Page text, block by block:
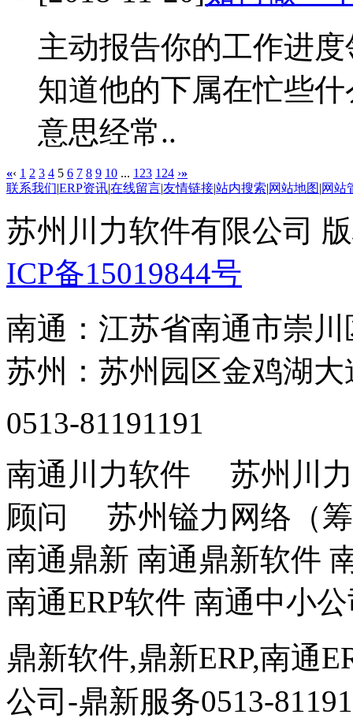
主动报告你的工作进
知道他的下属在忙些
意思经常..
«‹ 1 2 3 4 5 6 7 8 9 10 ... 123 124 ›»
联系我们|ERP资讯|在线留言|友情链接|站内搜索|网站地图|网站
苏州川力软件有限公司
ICP备15019844号
南通：江苏省南通市崇
苏州：苏州园区金鸡湖
0513-81191191
南通川力软件 苏州川
顾问 苏州镒力网络（
南通鼎新 南通鼎新软件
南通ERP软件 南通中小
鼎新软件,鼎新ERP,南通
公司 -鼎新服务0513-